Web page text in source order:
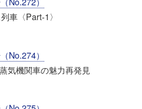
車〈Part-1〉
No.274）
気機関車の魅力再発見